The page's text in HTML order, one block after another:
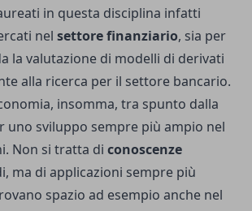
in questa disciplina infatti
nel settore finanziario, sia per
la valutazione di modelli di derivati
alla ricerca per il settore bancario.
insomma, tra spunto dalla
uno sviluppo sempre più ampio nel
Non si tratta di conoscenze
ma di applicazioni sempre più
spazio ad esempio anche nel